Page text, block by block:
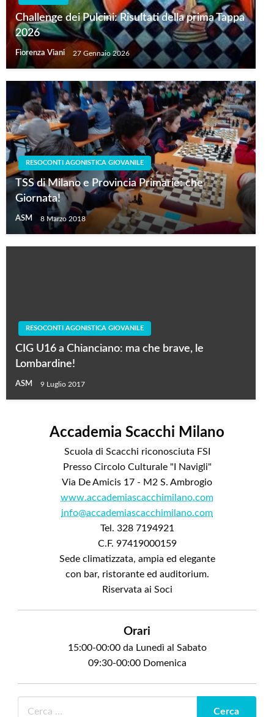
Challenge dei Pulcini: Risultati della prima Tappa
2026
Fiorenza Viani 27 Gennaio 2026
RESOCONTI AGONISTICA GIOVANILE
TSS di Milano e Provincia Primarie: che
Giornata!
ASM 8 Marzo 2018
RESOCONTI AGONISTICA GIOVANILE
CIG U16 a Chianciano: ma che brave, le
Lombardine!
ASM 9 Luglio 2017
Accademia Scacchi Milano
Scuola di Scacchi riconosciuta FSI
Presso Circolo Culturale "I Navigli"
Via De Amicis 17 - M2 S. Ambrogio
www.accademiascacchimilano.com
info@accademiascacchimilano.com
Tel. 328 7194921
C.F. 97419000159
Sede climatizzata, ampia ed elegante
con bar, ristorante ed auditorium.
Riservata ai Soci
Orari
15:00-00:00 da Lunedì al Sabato
09:30-00:00 Domenica